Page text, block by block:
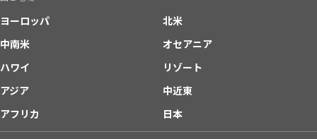
ヨーロッパ
北米
中南米
オセアニア
ハワイ
リゾート
アジア
中近東
アフリカ
日本